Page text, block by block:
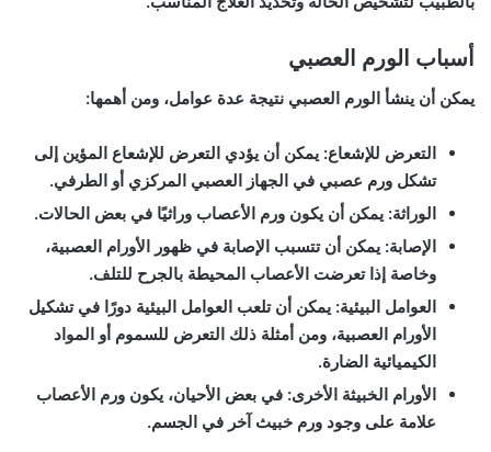
أسباب الورم العصبي
يمكن أن ينشأ الورم العصبي نتيجة عدة عوامل، ومن أهمها:
التعرض للإشعاع: يمكن أن يؤدي التعرض للإشعاع المؤين إلى
تشكل ورم عصبي في الجهاز العصبي المركزي أو الطرفي.
الوراثة: يمكن أن يكون ورم الأعصاب وراثيًا في بعض الحالات.
الإصابة: يمكن أن تتسبب الإصابة في ظهور الأورام العصبية،
وخاصة إذا تعرضت الأعصاب المحيطة بالجرح للتلف.
العوامل البيئية: يمكن أن تلعب العوامل البيئية دورًا في تشكيل
الأورام العصبية، ومن أمثلة ذلك التعرض للسموم أو المواد
الكيميائية الضارة.
الأورام الخبيثة الأخرى: في بعض الأحيان، يكون ورم الأعصاب
علامة على وجود ورم خبيث آخر في الجسم.